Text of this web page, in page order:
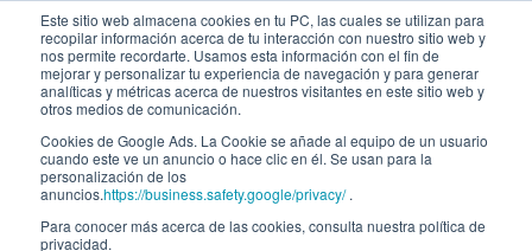
Este sitio web almacena cookies en tu PC, las cuales se utilizan para
recopilar información acerca de tu interacción con nuestro sitio web y
nos permite recordarte. Usamos esta información con el fin de
mejorar y personalizar tu experiencia de navegación y para generar
analíticas y métricas acerca de nuestros visitantes en este sitio web y
otros medios de comunicación.
Cookies de Google Ads. La Cookie se añade al equipo de un usuario
cuando este ve un anuncio o hace clic en él. Se usan para la
personalización de los
anuncios.https://business.safety.google/privacy/.
Para conocer más acerca de las cookies, consulta nuestra política de
privacidad.
Certificación